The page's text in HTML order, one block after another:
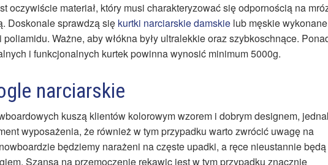
oczywiście materiał, który musi charakteryzować się odpornością na
Doskonale sprawdzą się kurtki narciarskie damskielub męskie
Ważne, aby włókna były ultralekkie oraz szybkoschnące.
i funkcjonalnych kurtek powinna wynosić minimum 5000g.
narciarskie
kuszą klientów kolorowym wzorem i dobrym designem,
wyposażenia, że również w tym przypadku warto zwrócić uwagę na
będziemy narażeni na częste upadki, a ręce nieustannie będą
Szansa na przemoczenie rękawic jest w tym przypadku znacznie